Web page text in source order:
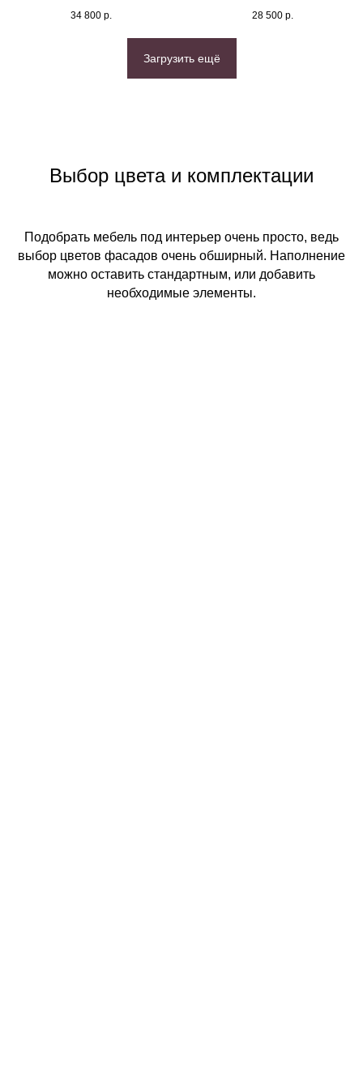
34 800 р. 28 500 р.
Загрузить ещё
Выбор цвета и комплектации
Подобрать мебель под интерьер очень просто, ведь
выбор цветов фасадов очень обширный. Наполнение
можно оставить стандартным, или добавить
необходимые элементы.